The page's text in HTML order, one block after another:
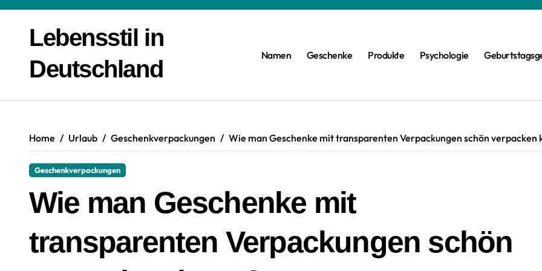
springenLebensstil in
Deutschland
Namen Geschenke Produkte Psychologie
Home Urlaub Geschenkverpackungen Wie man Geschenke mit transparenten Verpackungen schön verpacken
Geschenkverpackungen
Wie man Geschenke mit
transparenten Verpackungen schön